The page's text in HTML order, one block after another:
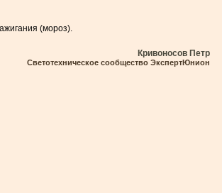
(мороз).
Кривоносов Петр
Светотехническое сообщество ЭкспертЮнион